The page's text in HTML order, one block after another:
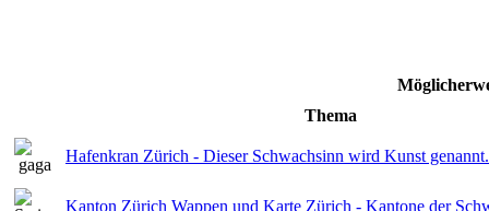
Thema
Hafenkran Zürich - Dieser Schwachsinn wird Kunst
Kanton Zürich Wappen und Karte Zürich - Kantone der